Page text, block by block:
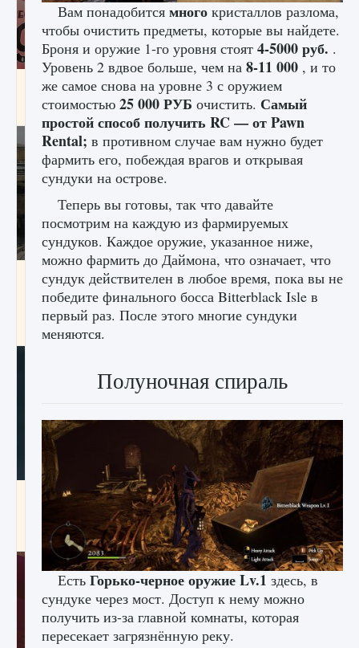
Входят ли «Милан» и «Интер» в EA FC 25
9 августа 2024 2 064 0 1
Как исправить текстовую ошибку
пользовательского интерфейса Delta
Force Hawk Ops
Как проверить статус сервера Delta Force
9 августа 2024 1 286
Вам понадобится много кристаллов разлома,
чтобы очистить предметы, которые вы найдете.
Броня и оружие 1-го уровня стоят 4-5000 руб. .
Уровень 2 вдвое больше, чем на 8-11 000 , и то
же самое снова на уровне 3 с оружием
стоимостью 25 000 РУБ очистить. Самый
простой способ получить RC — от Pawn
Rental; в противном случае вам нужно будет
фармить его, побеждая врагов и открывая
сундуки на острове.
Теперь вы готовы, так что давайте
посмотрим на каждую из фармируемых
сундуков. Каждое оружие, указанное ниже,
можно фармить до Даймона, что означает, что
сундук действителен в любое время, пока вы не
победите финального босса Bitterblack Isle в
первый раз. После этого многие сундуки
меняются.
Полуночная спираль
Есть Горько-черное оружие Lv.1 здесь, в
сундуке через мост. Доступ к нему можно
получить из-за главной комнаты, которая
пересекает загрязнённую реку.